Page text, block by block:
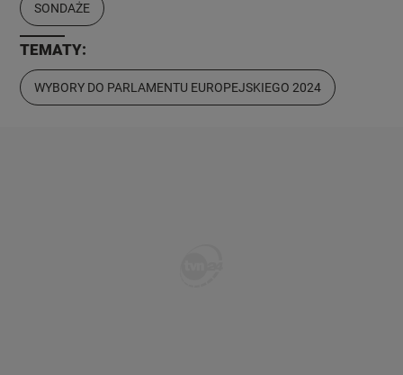
SONDAŻE
TEMATY:
WYBORY DO PARLAMENTU EUROPEJSKIEGO 2024